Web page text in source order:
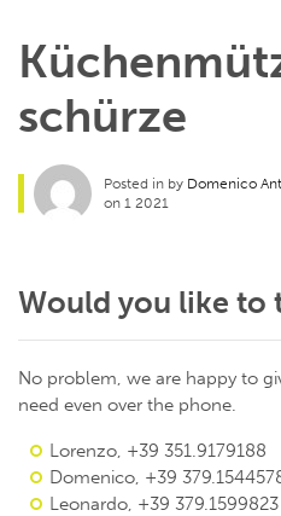
schürze
Posted in by Domenico
on 1 2021
Would you like to
No problem, we are happy to
need even over the phone.
Lorenzo, +39 351.9179188
Domenico, +39
Leonardo, +39 379.1599823